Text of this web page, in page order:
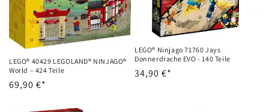
LEGO® 40429 LEGOLAND® NINJAGO®
World – 424 Teile
Normalpris
69,90 €*
LEGO® Ninjago 71760 Jays
Donnerdrache EVO - 140 Teile
Normalpris
34,90 €*